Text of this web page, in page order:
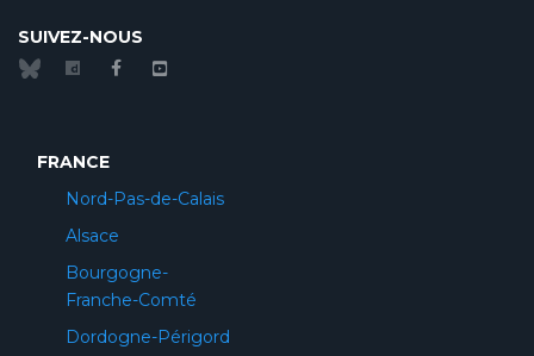
SUIVEZ-NOUS
FRANCE
Nord-Pas-de-Calais
Alsace
Bourgogne-
Franche-Comté
Dordogne-Périgord